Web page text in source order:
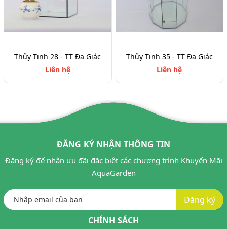
Thủy Tinh 28 - TT Đa Giác
Liên hệ
Thủy Tinh 35 - TT Đa Giác
Liên hệ
ĐĂNG KÝ NHẬN THÔNG TIN
Đăng ký để nhận ưu đãi đặc biệt các chương trình Khuyến Mãi
AquaGarden
Đăng ký
CHÍNH SÁCH